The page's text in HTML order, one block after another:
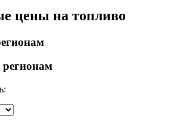
цены на топливо